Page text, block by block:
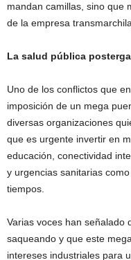
mandan camillas, sino que
de la empresa
La salud pública
Uno de los conflictos que
imposición de un mega
diversas organizaciones
que es urgente invertir en
educación, conectividad
y urgencias sanitarias
tiempos.
Varias voces han señalado
saqueando y que este
intereses industriales para